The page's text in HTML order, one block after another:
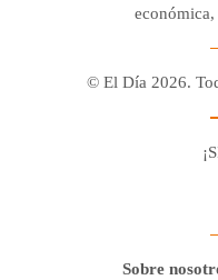
© El Día 2026.
Sobre